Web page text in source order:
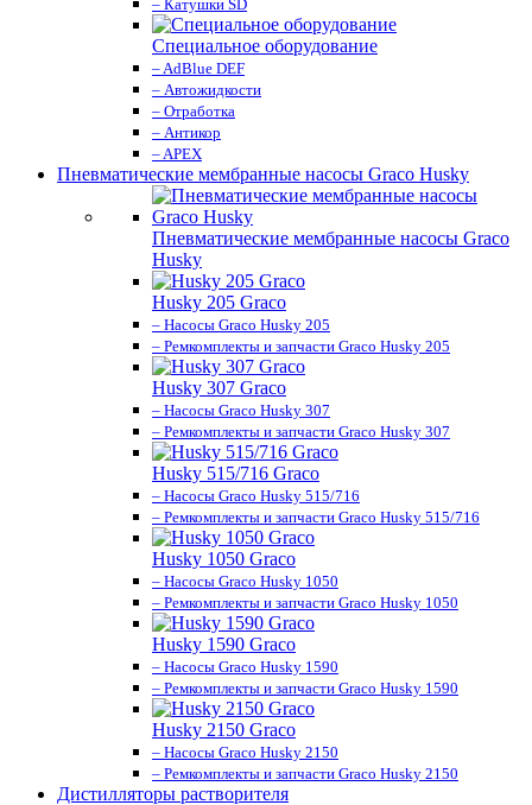
– Катушки SD
Специальное оборудование
– AdBlue DEF
– Автожидкости
– Отработка
– Антикор
– APEX
Пневматические мембранные насосы Graco Husky
Пневматические мембранные насосы Graco
Husky
Husky 205 Graco
– Насосы Graco Husky 205
– Ремкомплекты и запчасти Graco Husky 205
Husky 307 Graco
– Насосы Graco Husky 307
– Ремкомплекты и запчасти Graco Husky 307
Husky 515/716 Graco
– Насосы Graco Husky 515/716
– Ремкомплекты и запчасти Graco Husky 515/716
Husky 1050 Graco
– Насосы Graco Husky 1050
– Ремкомплекты и запчасти Graco Husky 1050
Husky 1590 Graco
– Насосы Graco Husky 1590
– Ремкомплекты и запчасти Graco Husky 1590
Husky 2150 Graco
– Насосы Graco Husky 2150
– Ремкомплекты и запчасти Graco Husky 2150
Дистилляторы растворителя